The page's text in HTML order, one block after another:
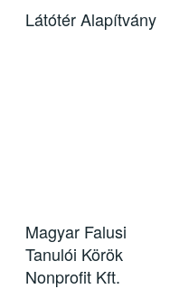
Látótér Alapítvány
Magyar Falusi
Tanulói Körök
Nonprofit Kft.